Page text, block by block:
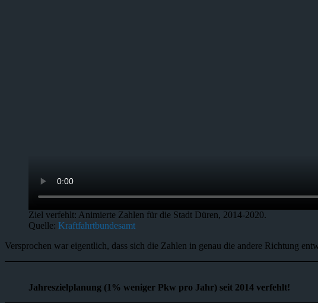
Ziel verfehlt: Animierte Zahlen für die Stadt Düren, 2014-2020.
Quelle: Kraftfahrtbundesamt
Versprochen war eigentlich, dass sich die Zahlen in genau die andere Richtung
Jahreszielplanung (1% weniger Pkw pro Jahr) seit 2014 verfehlt!